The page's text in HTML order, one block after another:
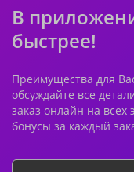
В
быстрее!
Преимущества для
обсуждайте все
заказ онлайн на
бонусы за каждый